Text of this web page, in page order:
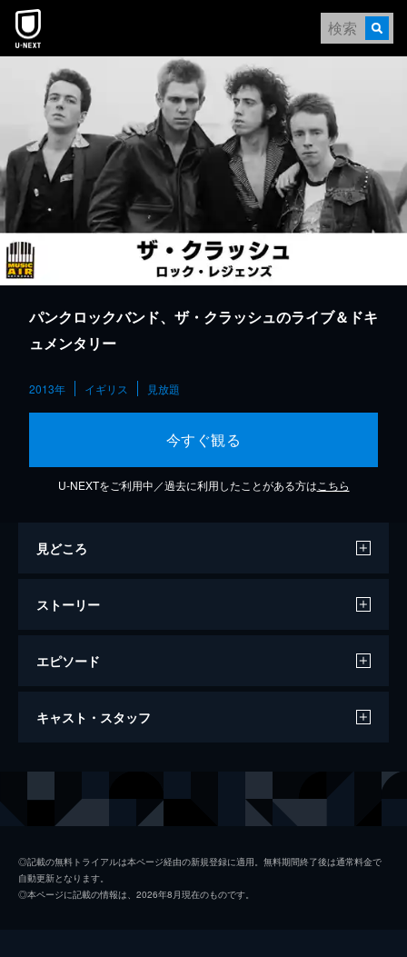
本文へスキップ
パンクロックバンド、ザ・クラッシュのライブ＆ドキ
ュメンタリー
2013年 イギリス 見放題
今すぐ観る
U-NEXTをご利用中／過去に利用したことがある方は こちら
見どころ
ストーリー
エピソード
ザ・クラッシュ：ロック・レジェンズ
キャスト・スタッフ
◎記載の無料トライアルは本ページ経由の新規登録に適用。無料期間終了後は通常料金で
自動更新となります。
◎本ページに記載の情報は、2026年8月現在のものです。